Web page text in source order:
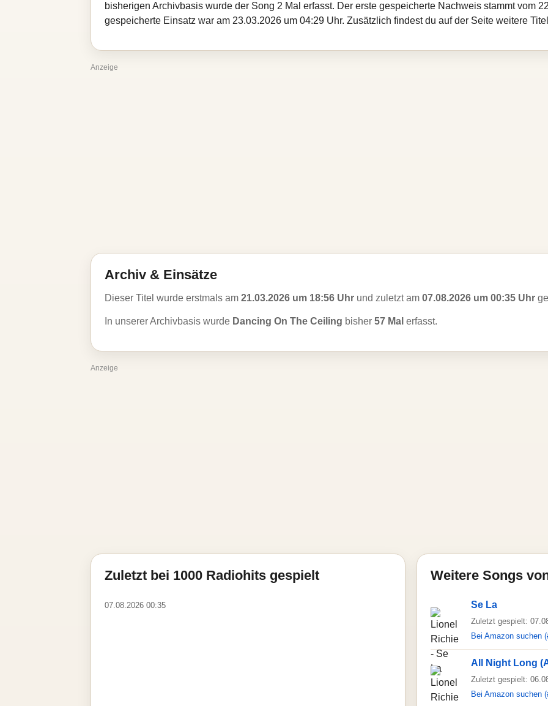
bisherigen Archivbasis wurde der Song 2 Mal erfasst. Der erste gespeicherte Nachweis stammt vom
gespeicherte Einsatz war am 23.03.2026 um 04:29 Uhr. Zusätzlich findest du auf der Seite weitere
Anzeige
Archiv & Einsätze
Dieser Titel wurde erstmals am 21.03.2026 um 18:56 Uhr und zuletzt am 07.08.2026 um 00:35 Uhr
In unserer Archivbasis wurde Dancing On The Ceiling bisher 57 Mal erfasst.
Anzeige
Zuletzt bei 1000 Radiohits gespielt
07.08.2026 00:35
Weitere Songs
Se La
Zuletzt gespielt:
Bei Amazon suchen
All Night Long
Zuletzt gespielt:
Bei Amazon suchen